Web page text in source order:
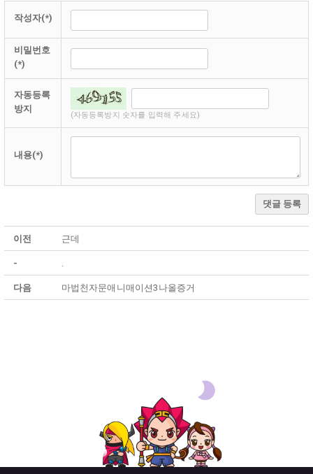
작성자(*)
비밀번호
(*)
자동등록
방지
(자동등록방지 숫자를 입력해 주세요)
내용(*)
댓글 등록
이전 근데
- .
다음 마법천자문애니매이션3나올증거